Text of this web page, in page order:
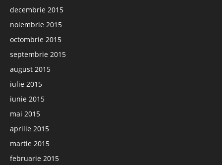
decembrie 2015
noiembrie 2015
octombrie 2015
septembrie 2015
august 2015
iulie 2015
iunie 2015
mai 2015
aprilie 2015
martie 2015
februarie 2015